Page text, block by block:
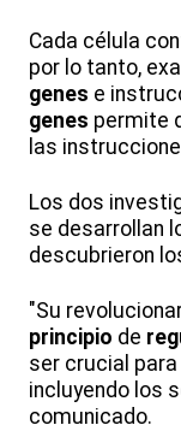
Cada célula
por lo tanto,
genes e
genes permite
las
Los dos
se desarrollan
descubrieron
"Su
principio de
ser crucial
incluyendo los
comunicado.